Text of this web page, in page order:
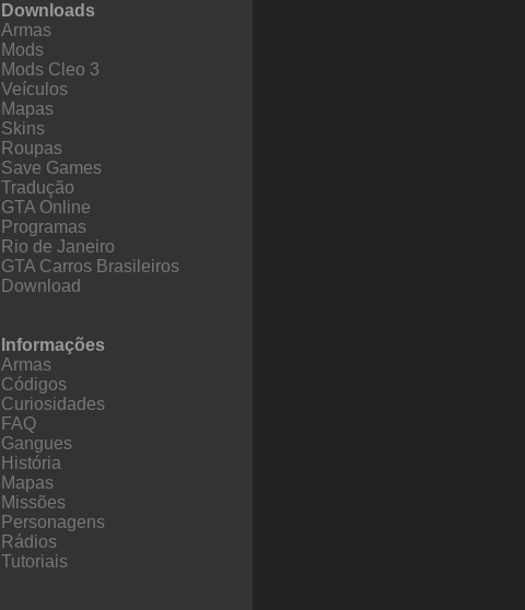
Downloads
Armas
Mods
Mods Cleo 3
Veículos
Mapas
Skins
Roupas
Save Games
Tradução
GTA Online
Programas
Rio de Janeiro
GTA Carros Brasileiros
Download
Informações
Armas
Códigos
Curiosidades
FAQ
Gangues
História
Mapas
Missões
Personagens
Rádios
Tutoriais